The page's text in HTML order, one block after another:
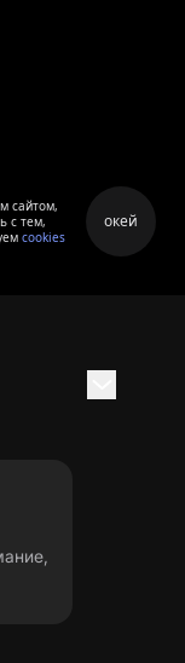
сайтом,
с тем,
cookies
окей